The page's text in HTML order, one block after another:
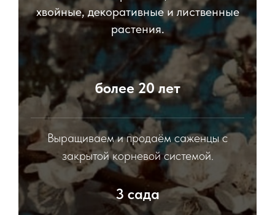
хвойные, декоративные и лиственные
растения.
более 20 лет
Выращиваем и продаём саженцы с
закрытой корневой системой.
3 сада